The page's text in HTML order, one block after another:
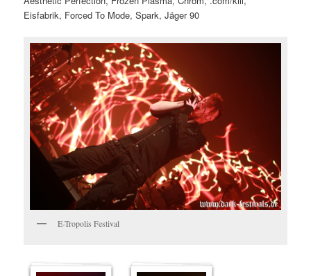
Eisfabrik, Forced To Mode, Spark, Jäger 90
E-Tropolis Festival